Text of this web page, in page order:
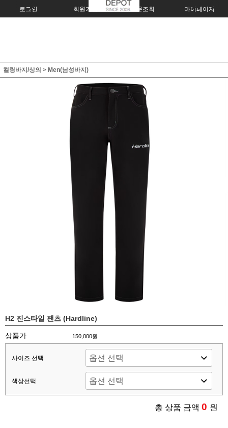
로그인 회원가입 주문조회 마이페이지
컬링바지/상의 > Men(남성바지)
H2 진스타일 팬츠 (Hardline)
상품가 150,000원
사이즈 선택
색상선택
총 상품 금액 0 원